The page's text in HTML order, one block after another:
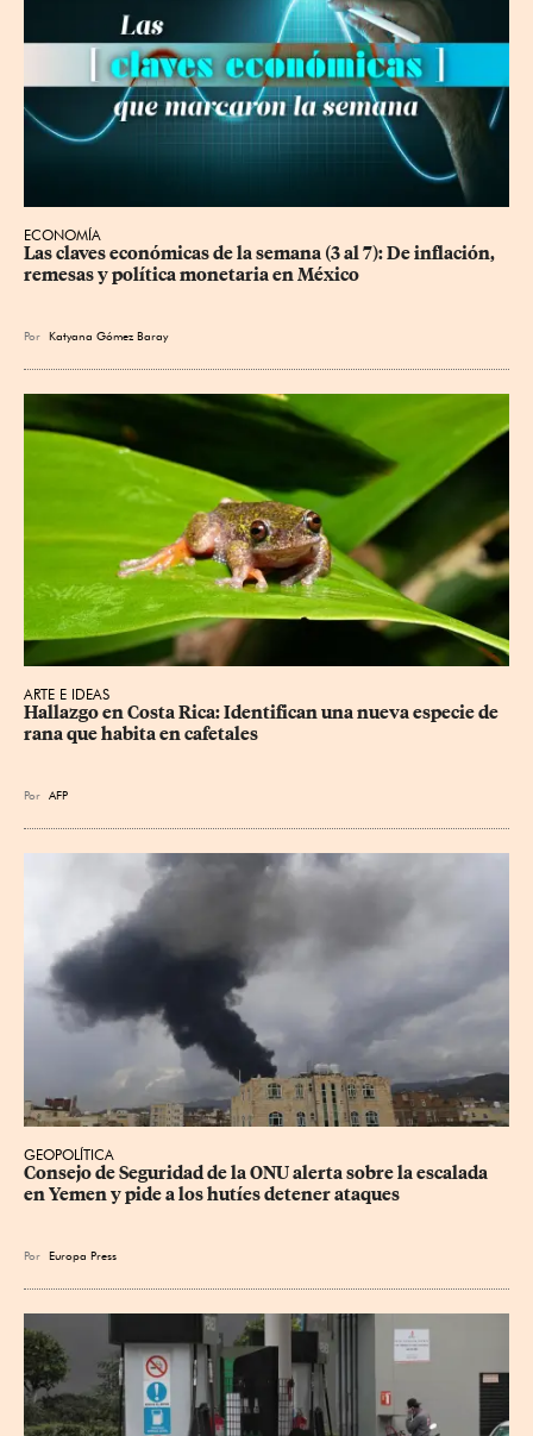
ECONOMÍA
Las claves económicas de la semana (3 al 7): De inflación,
remesas y política monetaria en México
Por Katyana Gómez Baray
ARTE E IDEAS
Hallazgo en Costa Rica: Identifican una nueva especie de
rana que habita en cafetales
Por AFP
GEOPOLÍTICA
Consejo de Seguridad de la ONU alerta sobre la escalada
en Yemen y pide a los hutíes detener ataques
Por Europa Press